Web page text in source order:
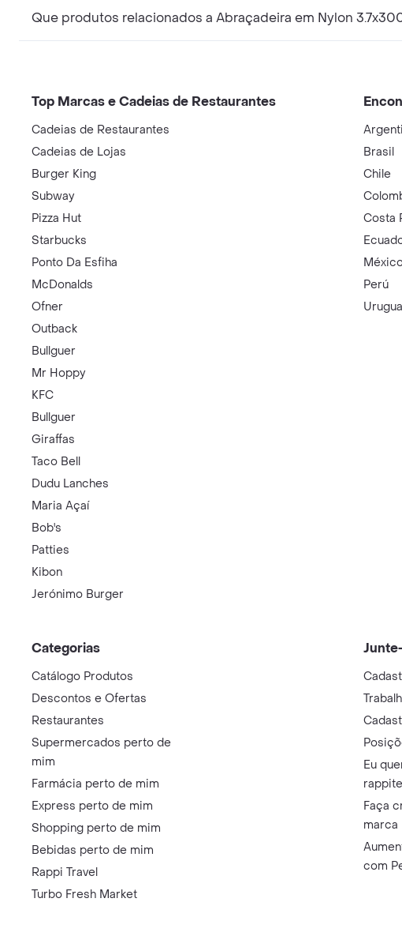
Que produtos relacionados a Abraçadeira em Nylon
Top Marcas e Cadeias de Restaurantes
Cadeias de Restaurantes
Cadeias de Lojas
Burger King
Subway
Pizza Hut
Starbucks
Ponto Da Esfiha
McDonalds
Ofner
Outback
Bullguer
Mr Hoppy
KFC
Bullguer
Giraffas
Taco Bell
Dudu Lanches
Maria Açaí
Bob's
Patties
Kibon
Jerónimo Burger
Brasil
Chile
Costa
Perú
Categorias
Catálogo Produtos
Descontos e Ofertas
Restaurantes
Supermercados perto de
mim
Farmácia perto de mim
Express perto de mim
Shopping perto de mim
Bebidas perto de mim
Rappi Travel
Turbo Fresh Market
Eu
Faça
marca
com